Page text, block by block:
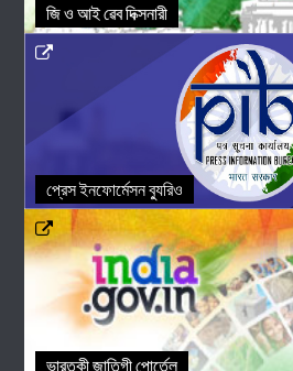
জি ও আই ৱেব দিক্সনারী
প্রেস ইনফোর্মেসন ব্যুরিও
ভারতকী জাতিগী পোর্তেল